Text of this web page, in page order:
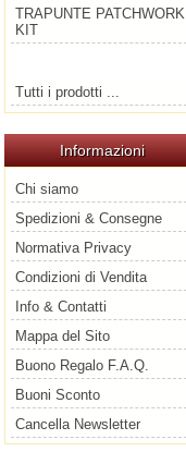
TRAPUNTE PATCHWORK
KIT
Tutti i prodotti ...
Informazioni
Chi siamo
Spedizioni & Consegne
Normativa Privacy
Condizioni di Vendita
Info & Contatti
Mappa del Sito
Buono Regalo F.A.Q.
Buoni Sconto
Cancella Newsletter